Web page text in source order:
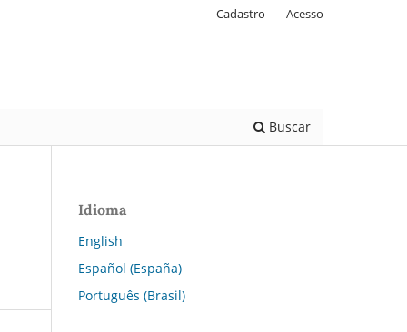
Buscar
Cadastro Acesso
Idioma
English
Español (España)
Português (Brasil)